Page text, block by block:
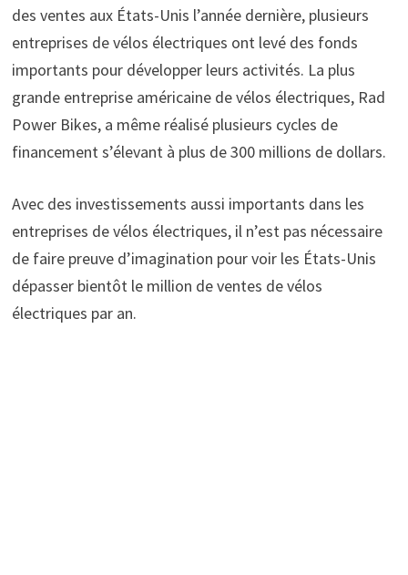
des ventes aux États-Unis l’année dernière, plusieurs
entreprises de vélos électriques ont levé des fonds
importants pour développer leurs activités. La plus
grande entreprise américaine de vélos électriques, Rad
Power Bikes, a même réalisé plusieurs cycles de
financement s’élevant à plus de 300 millions de dollars.
Avec des investissements aussi importants dans les
entreprises de vélos électriques, il n’est pas nécessaire
de faire preuve d’imagination pour voir les États-Unis
dépasser bientôt le million de ventes de vélos
électriques par an.